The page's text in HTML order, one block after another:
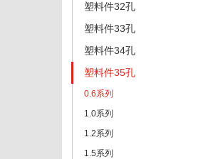
塑料件32孔
塑料件33孔
塑料件34孔
塑料件35孔
0.6系列
1.0系列
1.2系列
1.5系列